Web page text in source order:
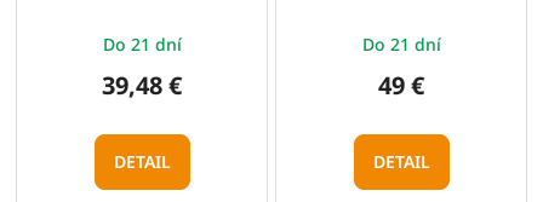
Do 21 dní
39,48 €
DETAIL
Do 21 dní
49 €
DETAIL